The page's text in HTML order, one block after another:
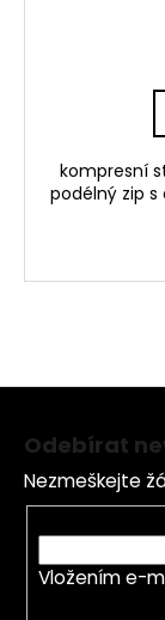
kompresní
podélný zip
Odebírat
Nezmeškejte
Vložením e-